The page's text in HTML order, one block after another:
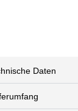
Daten